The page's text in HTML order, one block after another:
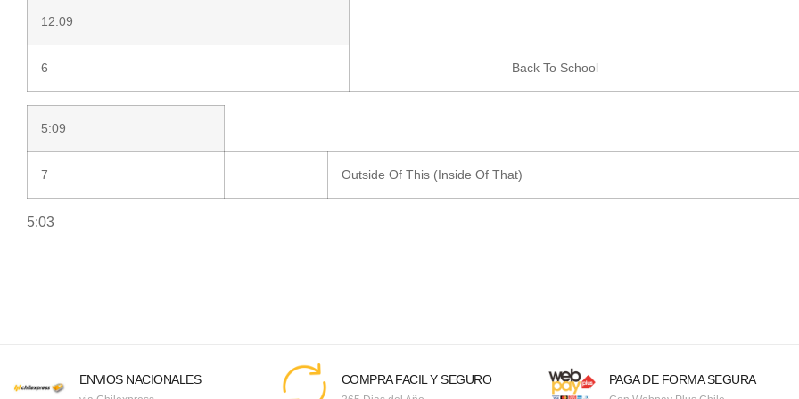
12:09
6 Back To School
5:09
7 Outside Of This (Inside Of That)
5:03
ENVIOS NACIONALES COMPRA FACIL Y SEGURO PAGA DE FORMA SEGURA